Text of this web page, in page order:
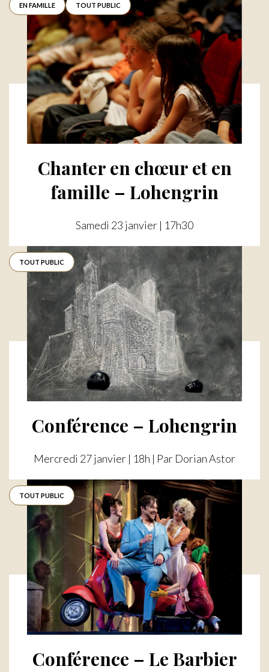
EN FAMILLE TOUT PUBLIC
Chanter en chœur et en
famille – Lohengrin
Samedi 23 janvier | 17h30
TOUT PUBLIC
Conférence – Lohengrin
Mercredi 27 janvier | 18h | Par Dorian Astor
TOUT PUBLIC
Conférence – Le Barbier